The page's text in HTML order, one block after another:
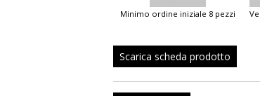
minimo ordine iniziale 8 pezzi
Scarica scheda prodotto